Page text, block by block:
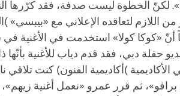
لكنّ الخطوة ليست صدفة، فقد كرّرها
من اللازم لتعاقده الإعلاني مع
«كوكا كولا» استخدمت في الأغنية في
دبي، فقد قدم دياب للأغنية بأنّها
)أكاديمية الفنون) كنت تلاقي
ثم قرر عمرو «نعمل أغنية زيهم»،